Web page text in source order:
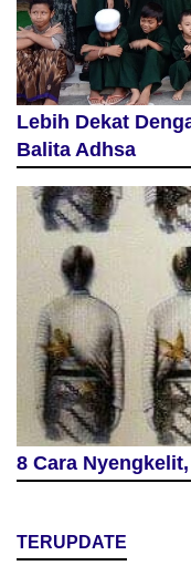
Lebih Dekat
Balita Adhsa
8 Cara
TERUPDATE